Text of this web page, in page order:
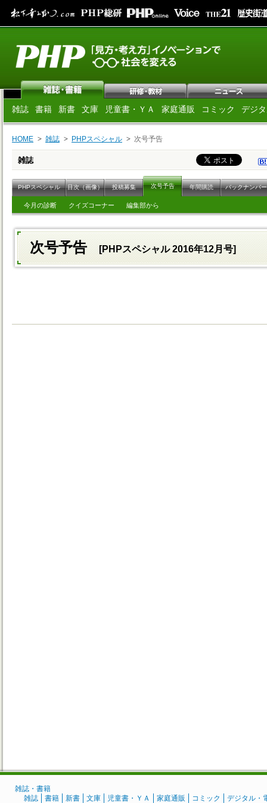
雑誌 書籍 新書 文庫 児童書・ＹＡ 家庭通販 コミック デジ
HOME 雑誌 PHPスペシャル 次号予告
雑誌
PHPスペシャル 目次（画像） 投稿募集 次号予告 年間購読 バックナンバー
今月の診断 クイズコーナー 編集部から
次号予告 [PHPスペシャル 2016年12月号]
雑誌・書籍
雑誌
書籍 新書 文庫 児童書・ＹＡ 家庭通販 コミック デジタル・